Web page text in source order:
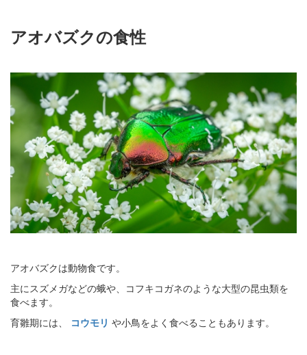
アオバズクの食性
アオバズクは動物食です。
主にスズメガなどの蛾や、コフキコガネのような大型の昆虫類を
食べます。
育雛期には、 コウモリ や小鳥をよく食べることもあります。